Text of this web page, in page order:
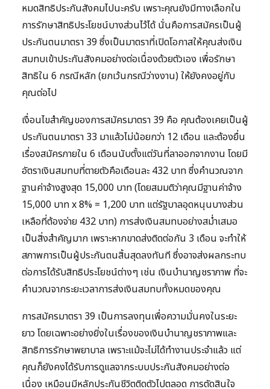
หมดสิทธิประกันสังคมไปนะครับ เพราะคุณยังมีทางเลือกใน
การรักษาสิทธิประโยชน์บางส่วนไว้ได้ นั่นคือการสมัครเป็นผู้
ประกันตนมาตรา 39 ซึ่งเป็นมาตราที่เปิดโอกาสให้คุณส่งเงิน
สมทบเข้าประกันสังคมอย่างต่อเนื่องด้วยตัวเอง เพื่อรักษา
สิทธิใน 6 กรณีหลัก (ยกเว้นกรณีว่างงาน) ให้ยังคงอยู่กับ
คุณต่อไป
เงื่อนไขสำคัญของการสมัครมาตรา 39 คือ คุณต้องเคยเป็นผู้
ประกันตนมาตรา 33 มาแล้วไม่น้อยกว่า 12 เดือน และต้องยื่น
เรื่องสมัครภายใน 6 เดือนนับตั้งแต่วันที่ลาออกจากงาน โดยมี
อัตราเงินสมทบที่ตายตัวคือเดือนละ 432 บาท ซึ่งคำนวณจาก
ฐานค่าจ้างสูงสุด 15,000 บาท (โดยสมมติว่าคุณมีฐานค่าจ้าง
15,000 บาท x 8% = 1,200 บาท แต่รัฐบาลอุดหนุนบางส่วน
เหลือที่ต้องจ่าย 432 บาท) การส่งเงินสมทบอย่างสม่ำเสมอ
เป็นสิ่งสำคัญมาก เพราะหากขาดส่งติดต่อกัน 3 เดือน จะทำให้
สภาพการเป็นผู้ประกันตนสิ้นสุดลงทันที ซึ่งอาจส่งผลกระทบ
ต่อการได้รับสิทธิประโยชน์ต่างๆ เช่น เงินบำนาญชราภาพ ที่จะ
คำนวณจากระยะเวลาการส่งเงินสมทบทั้งหมดของคุณ
การสมัครมาตรา 39 เป็นการลงทุนเพื่อความมั่นคงในระยะ
ยาว โดยเฉพาะอย่างยิ่งในเรื่องของเงินบำนาญชราภาพและ
สิทธิการรักษาพยาบาล เพราะแม้จะไม่ได้ทำงานประจำแล้ว แต่
คุณก็ยังคงได้รับการดูแลจากระบบประกันสังคมอย่างต่อ
เนื่อง เหมือนมีหลักประกันชีวิตติดตัวไปตลอด การตัดสินใจ